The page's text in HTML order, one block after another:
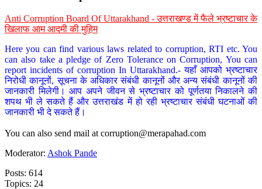
Anti Corruption Board Of Uttarakhand - उत्तराखण्ड में फैले भ्रष्टाचार के
खिलाफ आम आदमी की मुहिम
Here you can find various laws related to corruption, RTI etc. You
can also take a pledge of Zero Tolerance on Corruption, You can
report incidents of corruption In Uttarakhand.- यहाँ आपको भ्रष्टाचार
निरोधी कानूनों, सूचना के अधिकार संबंधी कानूनों और अन्य संबंधी कानूनों की
जानकारी मिलेगी। आप अपने जीवन से भ्रष्टाचार को पूर्णतया निकालने की
शपथ भी ले सकते हैं और उत्तराखंड में हो रही भ्रष्टाचार संबंधी घटनाओं की
जानकारी भी दे सकते हैं।
You can also send mail at corruption@merapahad.com
Moderator: Ashok Pande
Posts: 614
Topics: 24